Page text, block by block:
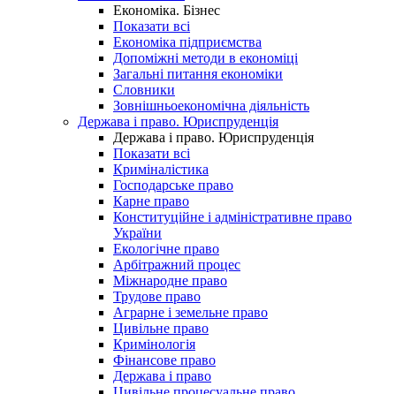
Економіка. Бізнес
Показати всі
Економіка підприємства
Допоміжні методи в економіці
Загальні питання економіки
Словники
Зовнішньоекономічна діяльність
Держава і право. Юриспруденція
Держава і право. Юриспруденція
Показати всі
Криміналістика
Господарське право
Карне право
Конституційне і адміністративне право
України
Екологічне право
Арбітражний процес
Міжнародне право
Трудове право
Аграрне і земельне право
Цивільне право
Кримінологія
Фінансове право
Держава і право